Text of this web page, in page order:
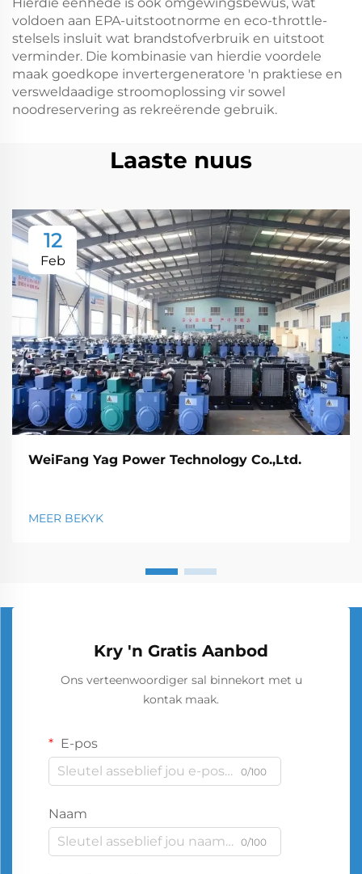
voldoen aan EPA-uitstootnorme en eco-throttle-
stelsels insluit wat brandstofverbruik en uitstoot
verminder. Die kombinasie van hierdie voordele
maak goedkope invertergeneratore 'n praktiese en
versweldaadige stroomoplossing vir sowel
noodreservering as rekreërende gebruik.
Laaste nuus
12
Feb
WeiFang Yag Power Technology Co.,Ltd.
MEER BEKYK
Kry 'n Gratis Aanbod
Ons verteenwoordiger sal binnekort met u
kontak maak.
E-pos
0/100
Naam
0/100